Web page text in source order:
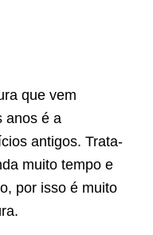
que vem
anos é a
antigos. Trata-
muito tempo e
por isso é muito